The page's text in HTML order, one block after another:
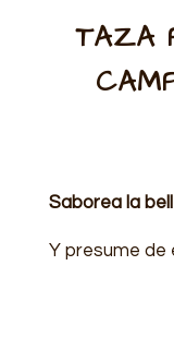
TAZA
Saborea la
Y presume de